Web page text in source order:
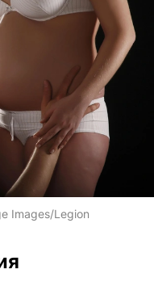
Images/Legion